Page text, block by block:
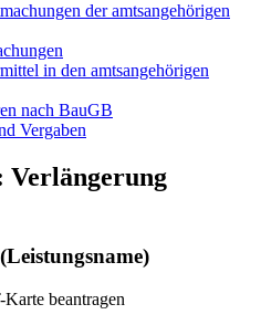
der amtsangehörigen
in den amtsangehörigen
nach BauGB
Vergaben
beantragen